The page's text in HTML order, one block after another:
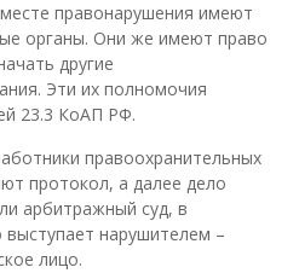
правонарушения имеют
органы. Они же имеют право
другие
Эти их полномочия
23.3 КоАП РФ.
правоохранительных
протокол, а далее дело
арбитражный суд, в
нарушителем –
лицо.